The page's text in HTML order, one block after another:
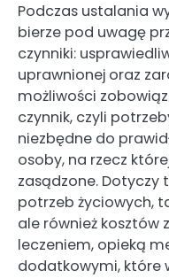
Podczas ustalania
bierze pod uwagę
czynniki:
uprawnionej oraz
możliwości
czynnik, czyli
niezbędne do
osoby, na rzecz
zasądzone.
potrzeb życiowych,
ale również kosztów
leczeniem, opieką
dodatkowymi, które